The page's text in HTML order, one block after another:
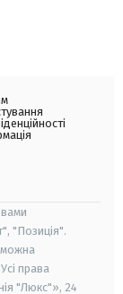
"Позиція".
можна
права
"Люкс"», 24